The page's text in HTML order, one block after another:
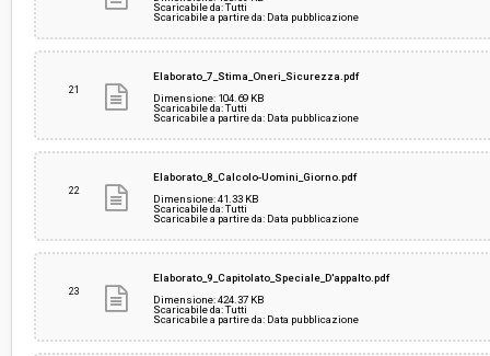
Scaricabile da: Tutti
Scaricabile a partire da: Data pubblicazione
21
Elaborato_7_Stima_Oneri_Sicurezza.pdf
Dimensione: 104.69 KB
Scaricabile da: Tutti
Scaricabile a partire da: Data pubblicazione
22
Elaborato_8_Calcolo-Uomini_Giorno.pdf
Dimensione: 41.33 KB
Scaricabile da: Tutti
Scaricabile a partire da: Data pubblicazione
23
Elaborato_9_Capitolato_Speciale_D'appalto.pdf
Dimensione: 424.37 KB
Scaricabile da: Tutti
Scaricabile a partire da: Data pubblicazione